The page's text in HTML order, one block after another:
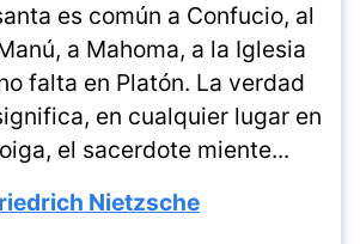
es común a Confucio, al
a Mahoma, a la Iglesia
falta en Platón. La verdad
en cualquier lugar en
el sacerdote miente...
Nietzsche